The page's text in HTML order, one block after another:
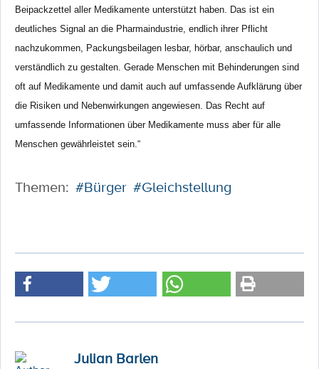
Beipackzettel aller Medikamente unterstützt haben. Das ist ein
deutliches Signal an die Pharmaindustrie, endlich ihrer Pflicht
nachzukommen, Packungsbeilagen lesbar, hörbar, anschaulich und
verständlich zu gestalten. Gerade Menschen mit Behinderungen sind
oft auf Medikamente und damit auch auf umfassende Aufklärung über
die Risiken und Nebenwirkungen angewiesen. Das Recht auf
umfassende Informationen über Medikamente muss aber für alle
Menschen gewährleistet sein.“
Themen: #Bürger #Gleichstellung
Julian Barlen